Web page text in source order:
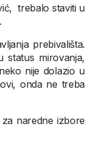
trebalo staviti u
prebivališta.
status mirovanja,
nije dolazio u
onda ne treba
naredne izbore